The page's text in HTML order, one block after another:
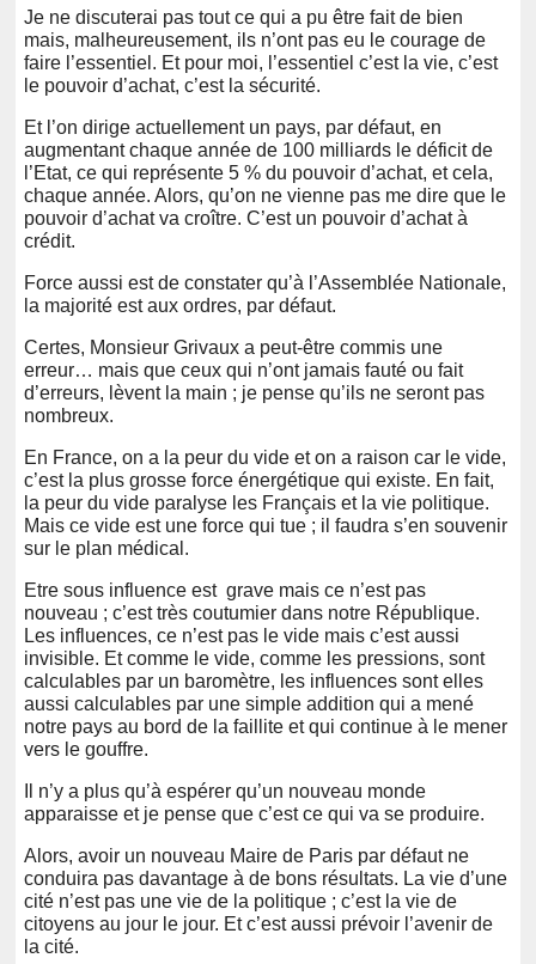
Je ne discuterai pas tout ce qui a pu être fait de bien
mais, malheureusement, ils n’ont pas eu le courage de
faire l’essentiel. Et pour moi, l’essentiel c’est la vie, c’est
le pouvoir d’achat, c’est la sécurité.
Et l’on dirige actuellement un pays, par défaut, en
augmentant chaque année de 100 milliards le déficit de
l’Etat, ce qui représente 5 % du pouvoir d’achat, et cela,
chaque année. Alors, qu’on ne vienne pas me dire que le
pouvoir d’achat va croître. C’est un pouvoir d’achat à
crédit.
Force aussi est de constater qu’à l’Assemblée Nationale,
la majorité est aux ordres, par défaut.
Certes, Monsieur Grivaux a peut-être commis une
erreur… mais que ceux qui n’ont jamais fauté ou fait
d’erreurs, lèvent la main ; je pense qu’ils ne seront pas
nombreux.
En France, on a la peur du vide et on a raison car le vide,
c’est la plus grosse force énergétique qui existe. En fait,
la peur du vide paralyse les Français et la vie politique.
Mais ce vide est une force qui tue ; il faudra s’en souvenir
sur le plan médical.
Etre sous influence est grave mais ce n’est pas
nouveau ; c’est très coutumier dans notre République.
Les influences, ce n’est pas le vide mais c’est aussi
invisible. Et comme le vide, comme les pressions, sont
calculables par un baromètre, les influences sont elles
aussi calculables par une simple addition qui a mené
notre pays au bord de la faillite et qui continue à le mener
vers le gouffre.
Il n’y a plus qu’à espérer qu’un nouveau monde
apparaisse et je pense que c’est ce qui va se produire.
Alors, avoir un nouveau Maire de Paris par défaut ne
conduira pas davantage à de bons résultats. La vie d’une
cité n’est pas une vie de la politique ; c’est la vie de
citoyens au jour le jour. Et c’est aussi prévoir l’avenir de
la cité.